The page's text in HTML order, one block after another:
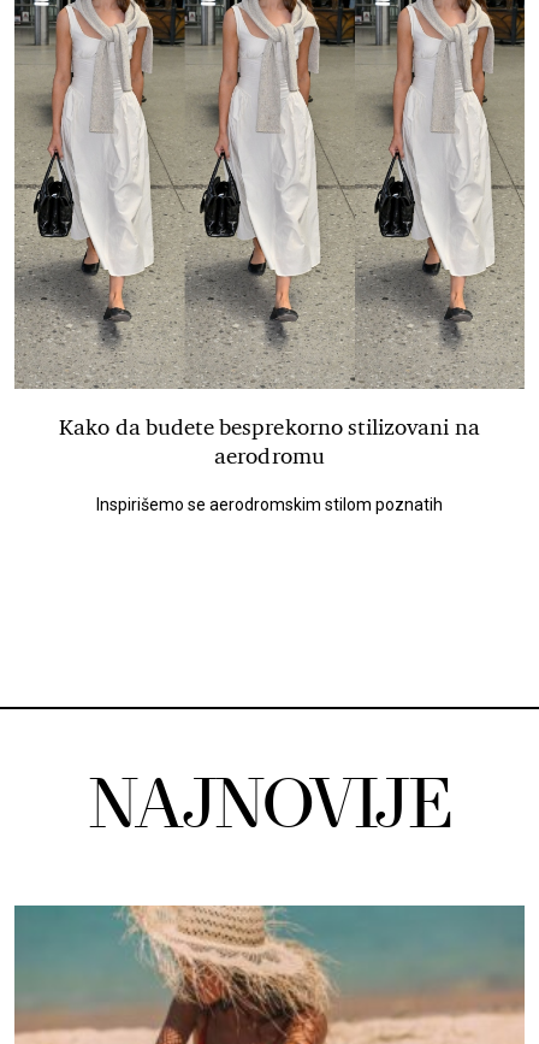
Kako da budete besprekorno stilizovani na
aerodromu
Inspirišemo se aerodromskim stilom poznatih
NAJNOVIJE